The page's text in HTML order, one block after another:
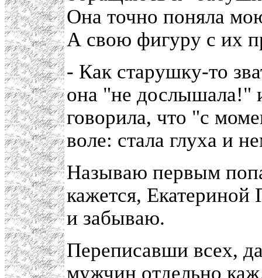
Она точно поняла
А свою фигуру с их
- Как старушку-то
она "не дослышала!"
говорила, что "с
воле: стала глуха и
Называю первым
кажется, Екатериной
и забываю.
Переписавши всех,
мужчин отдельно